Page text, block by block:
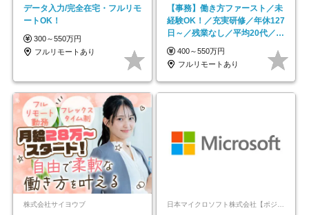
データ入力/完全在宅・フルリモ
ートOK！
300～550万円
フルリモートあり
【事務】働き方ファースト／未
経験OK！／充実研修／年休127
日～／残業なし／平均20代／リ
モートOK
400～550万円
フルリモートあり
株式会社サイヨウブ 日本マイクロソフト株式会社【ポジションマッチ登録】